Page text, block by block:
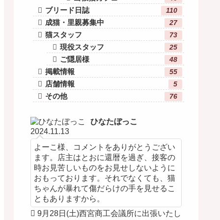
ブリード日誌 110
成猫・里親募集中 27
猫スタッフ 73
現役スタッフ 25
ご隠居様 48
掲載情報 55
店舗情報 5
その他 76
ひなたぼっこ
2024.11.13
よーこ様、コメントをありがとうござい
ます。店主はとおに還暦を過ぎ、接客の
時お見苦しいものをお見せしないように
おもっております。それでなくても、猫
ちゃんが暴れて傷だらけの手を見せるこ
ともありますから。
9月28日(土)西宮商工会議所に出張いたし